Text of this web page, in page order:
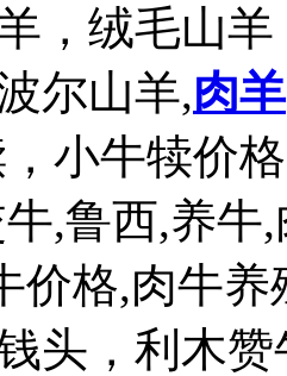
，绒毛山
尔山羊,肉羊
小牛犊价
,鲁西,养牛
价格,肉牛
头，利木